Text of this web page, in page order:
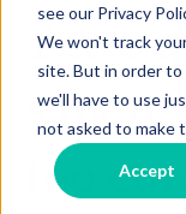
see our Privacy
We won't track
site. But in order
we'll have to use
not asked to make
Accept
Tutto
tuo